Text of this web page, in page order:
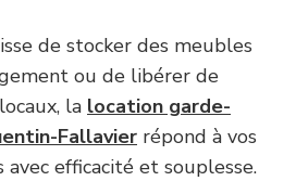
de stocker des meubles
ou de libérer de
la location garde-
Fallavier répond à vos
avec efficacité et souplesse.